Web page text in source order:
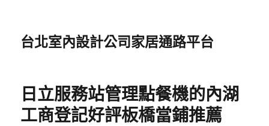
台北室內設計公司家居通路平台
日立服務站管理點餐機的內湖
工商登記好評板橋當鋪推薦